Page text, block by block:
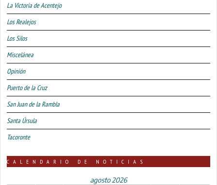
La Victoria de Acentejo
Los Realejos
Los Silos
Miscelánea
Opinión
Puerto de la Cruz
San Juan de la Rambla
Santa Úrsula
Tacoronte
CALENDARIO DE NOTICIAS
agosto 2026